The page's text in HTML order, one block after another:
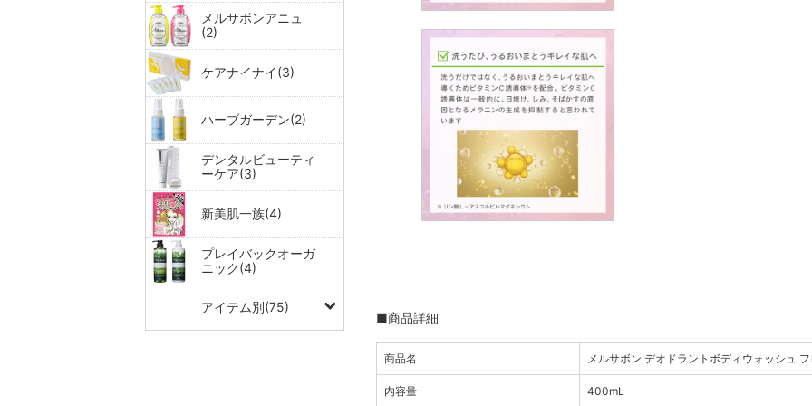
メルサボンアニュ
(2)
ケアナイナイ(3)
ハーブガーデン(2)
デンタルビューティ
ーケア(3)
新美肌一族(4)
プレイバックオーガ
ニック(4)
アイテム別(75)
■商品詳細
商品名 メルサボン デオドラントボディウォッシュ
内容量 400mL